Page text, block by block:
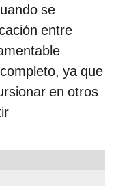
se
entre
ya que
en otros